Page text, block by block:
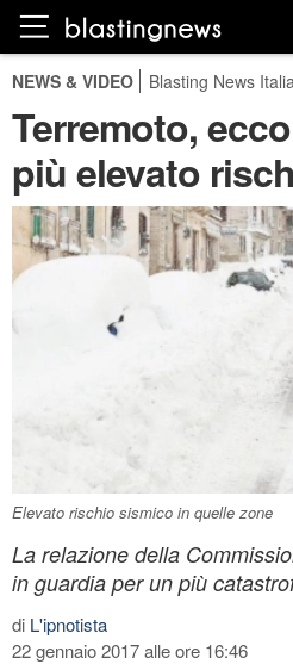
NEWS & VIDEO Blasting News
Terremoto,
più elevato
Elevato rischio sismico in quelle zone
La relazione della
in guardia per un più
di L'ipnotista
22 gennaio 2017 alle ore 16:46